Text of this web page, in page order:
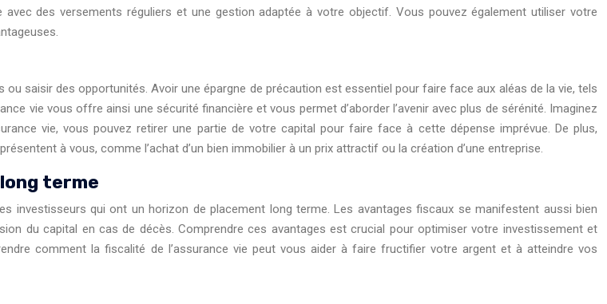
des versements réguliers et une gestion adaptée à votre objectif. Vous pouvez également utiliser votre
saisir des opportunités. Avoir une épargne de précaution est essentiel pour faire face aux aléas de la vie, tels
vie vous offre ainsi une sécurité financière et vous permet d’aborder l’avenir avec plus de sérénité. Imaginez
vie, vous pouvez retirer une partie de votre capital pour faire face à cette dépense imprévue. De plus,
à vous, comme l’achat d’un bien immobilier à un prix attractif ou la création d’une entreprise.
terme
investisseurs qui ont un horizon de placement long terme. Les avantages fiscaux se manifestent aussi bien
du capital en cas de décès. Comprendre ces avantages est crucial pour optimiser votre investissement et
comment la fiscalité de l’assurance vie peut vous aider à faire fructifier votre argent et à atteindre vos